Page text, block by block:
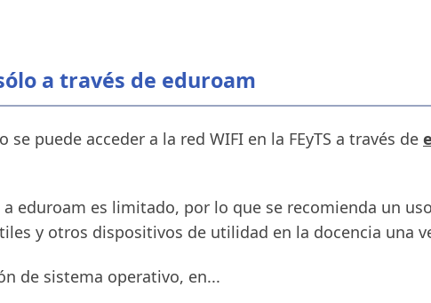
a través de eduroam
se puede acceder a la red WIFI en la FEyTS a través de
eduroam es limitado, por lo que se recomienda un
y otros dispositivos de utilidad en la docencia una
de sistema operativo, en...